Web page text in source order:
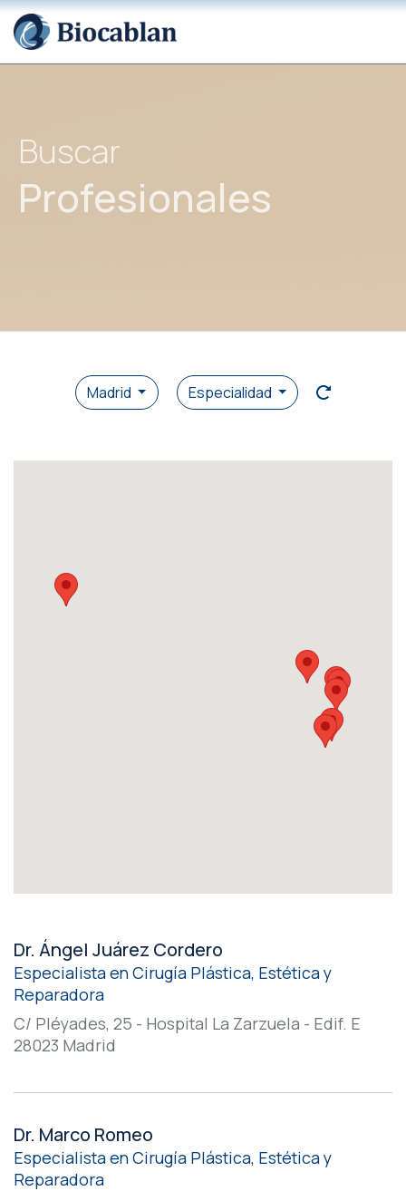
Buscar
Profesionales
Madrid Especialidad
Dr. Ángel Juárez Cordero
Especialista en Cirugía Plástica, Estética y
Reparadora
C/ Pléyades, 25 - Hospital La Zarzuela - Edif. E
28023 Madrid
Dr. Marco Romeo
Especialista en Cirugía Plástica, Estética y
Reparadora